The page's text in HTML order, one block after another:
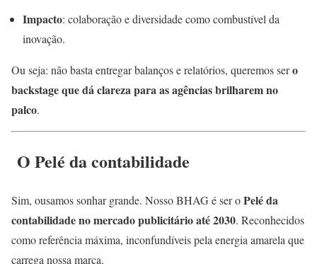
Impacto: colaboração e diversidade como combustível da
inovação.
Ou seja: não basta entregar balanços e relatórios, queremos sero
backstage que dá clareza para as agências brilharem no
palco.
O Pelé da contabilidade
Sim, ousamos sonhar grande. Nosso BHAG é ser oPelé da
contabilidade no mercado publicitário até 2030. Reconhecidos
como referência máxima, inconfundíveis pela energia amarela que
carrega nossa marca.